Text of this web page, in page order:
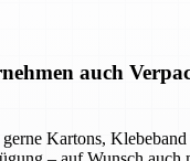
auch
Kartons,